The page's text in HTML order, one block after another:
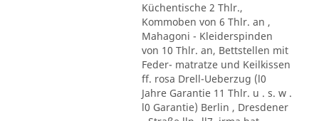
Küchentische 2 Thlr.,
Kommoben von 6 Thlr. an ,
Mahagoni - Kleiderspinden
von 10 Thlr. an, Bettstellen mit
Feder- matratze und Keilkissen
ff. rosa Drell-Ueberzug (l0
Jahre Garantie 11 Thlr. u . s. w .
l0 Garantie) Berlin , Dresdener